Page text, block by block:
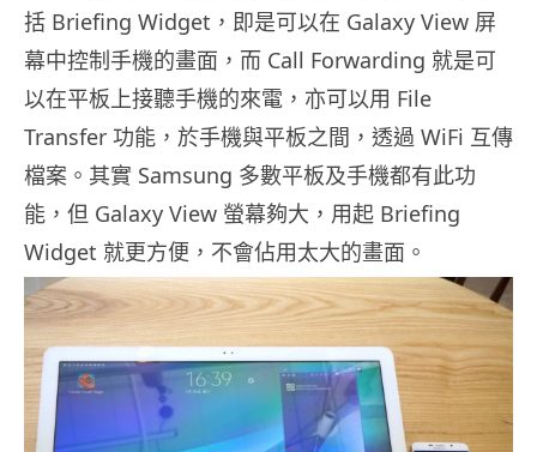
括 Briefing Widget，即是可以在 Galaxy View 屏
幕中控制手機的畫面，而 Call Forwarding 就是可
以在平板上接聽手機的來電，亦可以用 File
Transfer 功能，於手機與平板之間，透過 WiFi 互傳
檔案。其實 Samsung 多數平板及手機都有此功
能，但 Galaxy View 螢幕夠大，用起 Briefing
Widget 就更方便，不會佔用太大的畫面。